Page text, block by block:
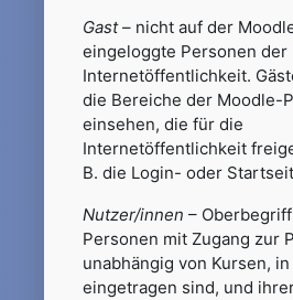
Gast– nicht auf der
eingeloggte Personen der
Internetöffentlichkeit.
die Bereiche der Moodle-
einsehen, die für die
Internetöffentlichkeit
B. die Login- oder
Nutzer/innen –
Personen mit Zugang zur
unabhängig von Kursen,
eingetragen sind, und